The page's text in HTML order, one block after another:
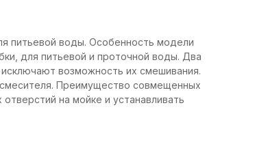
питьевой воды. Особенность модели
для питьевой и проточной воды. Два
возможность их смешивания.
Преимущество совмещенных
на мойке и устанавливать